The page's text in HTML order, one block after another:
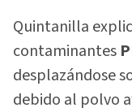
Quintanilla
contaminantes
desplazándose
debido al polvo